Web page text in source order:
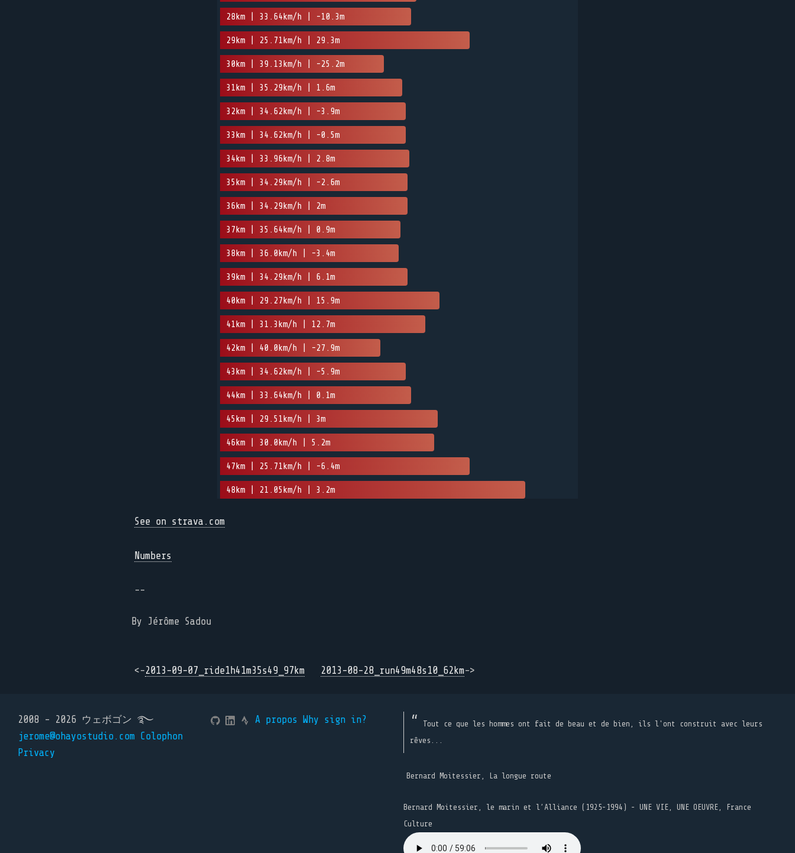
28km | 33.64km/h | -10.3m
29km | 25.71km/h | 29.3m
30km | 39.13km/h | -25.2m
31km | 35.29km/h | 1.6m
32km | 34.62km/h | -3.9m
33km | 34.62km/h | -0.5m
34km | 33.96km/h | 2.8m
35km | 34.29km/h | -2.6m
36km | 34.29km/h | 2m
37km | 35.64km/h | 0.9m
38km | 36.0km/h | -3.4m
39km | 34.29km/h | 6.1m
40km | 29.27km/h | 15.9m
41km | 31.3km/h | 12.7m
42km | 40.0km/h | -27.9m
43km | 34.62km/h | -5.9m
44km | 33.64km/h | 0.1m
45km | 29.51km/h | 3m
46km | 30.0km/h | 5.2m
47km | 25.71km/h | -6.4m
48km | 21.05km/h | 3.2m
See on strava.com
Numbers
--
By Jérôme Sadou
<-2013-09-07_ride1h41m35s49_97km 2013-08-28_run49m48s10_62km->
2008 - 2026 ウェボゴン ࿐
jerome@ohayostudio.com Colophon
Privacy
A propos Why sign in?
Tout ce que les hommes ont fait de beau et de bien, ils l'ont construit avec leurs
rêves...
Bernard Moitessier, La longue route
Bernard Moitessier, le marin et l’Alliance (1925-1994) - UNE VIE, UNE OEUVRE, France
Culture